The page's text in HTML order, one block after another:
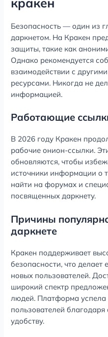
Безопасность — один из
даркнетом. На Кракен
защиты, такие как
Однако рекомендуется
взаимодействии с
ресурсами. Никогда не
информацией.
Работающие
В 2026 году Кракен
рабочие онион-ссылки.
обновляются, чтобы
источники информации о
найти на форумах и
посвященных даркнету.
Причины
даркнете
Кракен поддерживает
безопасности, что делает
новых пользователей.
широкий спектр
людей. Платформа успела
пользователей
удобству.